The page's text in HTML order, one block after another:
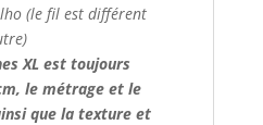
(le fil est différent
XL est toujours
le métrage et le
que la texture et